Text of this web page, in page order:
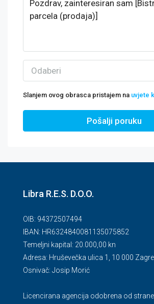
Odaberi
Slanjem ovog obrasca pristajem na uvjete
Pošalji poruku
Libra R.E.S. D.O.O.
OIB: 94372507494
IBAN: HR6324840081135075852
Temeljni kapital: 20.000,00 kn
Adresa: Hruševečka ulica 1, 10 000
Osnivač: Josip Morić
Licencirana agencija odobrena od